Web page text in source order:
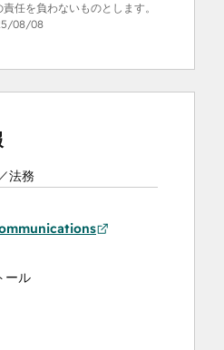
任を負わないものとします。
08/08
法務
ール